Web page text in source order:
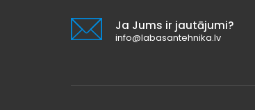
Ja Jums ir jautājumi?
info@labasantehnika.lv